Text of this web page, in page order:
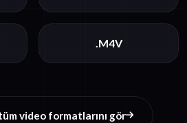
.M4V
video formatlarını gör